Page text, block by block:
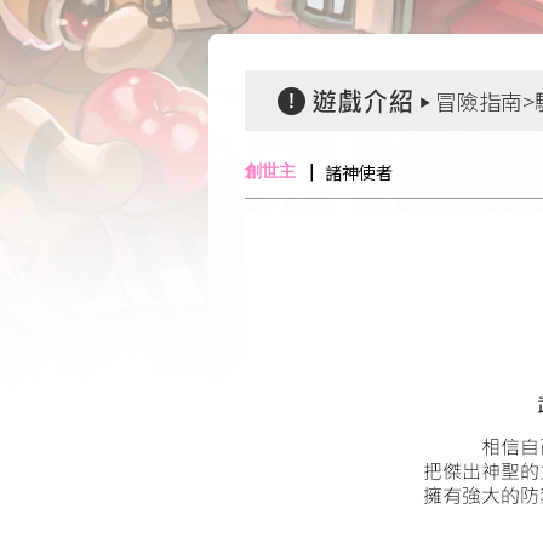
冒險指南>
創世主 諸神使者